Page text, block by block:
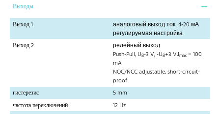
Выходы
Выход 1
аналоговый выход ток: 4-20 мА
регулируемая настройка
Выход 2
релейный выход
Push-Pull, UB-3 V, -UB+3 V,Imax = 100
mA
NOC/NCC adjustable, short-circuit-
proof
гистерезис
5 mm
частота переключений
12 Hz